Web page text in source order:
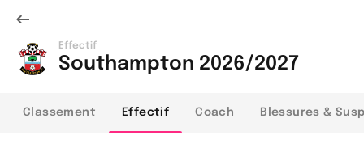
Effectif
Southampton 2026/2027
Classement Effectif Coach Blessures &